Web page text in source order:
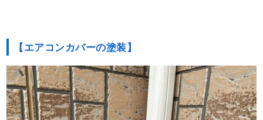
【エアコンカバーの塗装】